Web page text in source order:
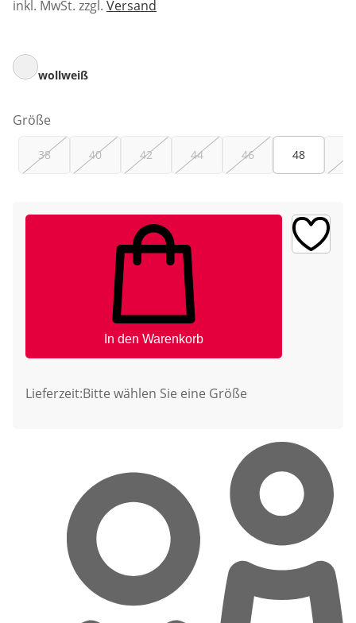
inkl. MwSt. zzgl. Versand
wollweiß
Größe
38 40 42 44 46 48
In den Warenkorb
Lieferzeit:Bitte wählen Sie eine Größe